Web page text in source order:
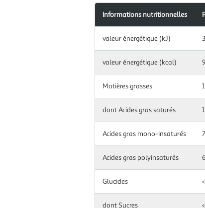
nutritionnelles
pour
g|ml
Informations nutritionnelles
valeur énergétique (kJ)
valeur énergétique (kcal)
Matières grasses
dont Acides gras saturés
Acides gras mono-insaturés
Acides gras polyinsaturés
Glucides
dont Sucres